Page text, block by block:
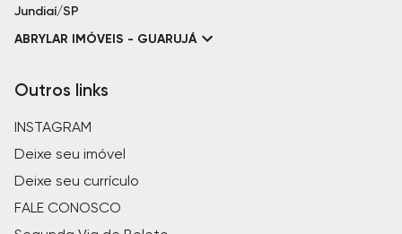
Jundiaí/SP
ABRYLAR IMÓVEIS - GUARUJÁ
Outros links
INSTAGRAM
Deixe seu imóvel
Deixe seu currículo
FALE CONOSCO